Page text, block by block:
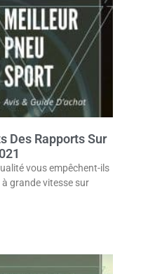
Des Rapports Sur
vous empêchent-ils
grande vitesse sur